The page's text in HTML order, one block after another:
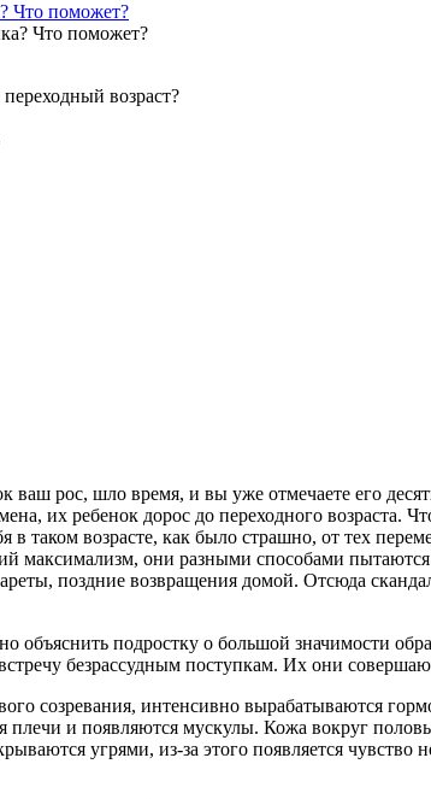
Что поможет?
переходный возраст?
ваш рос, шло время, и вы уже отмечаете его
их ребенок дорос до переходного возраста.
в таком возрасте, как было страшно, от тех
максимализм, они разными способами
поздние возвращения домой. Отсюда
объяснить подростку о большой значимости
безрассудным поступкам. Их они
созревания, интенсивно вырабатываются
плечи и появляются мускулы. Кожа вокруг
угрями, из-за этого появляется чувство